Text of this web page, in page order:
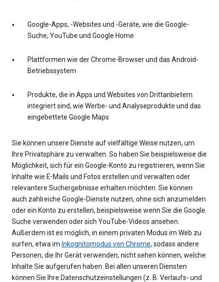
Google-Apps, -Websites und -Geräte, wie die Google-
Suche, YouTube und Google Home
Plattformen wie der Chrome-Browser und das Android-
Betriebssystem
Produkte, die in Apps und Websites von Drittanbietern
integriert sind, wie Werbe- und Analyseprodukte und das
eingebettete Google Maps
Sie können unsere Dienste auf vielfältige Weise nutzen, um
Ihre Privatsphäre zu verwalten. So haben Sie beispielsweise die
Möglichkeit, sich für ein Google-Konto zu registrieren, wenn Sie
Inhalte wie E-Mails und Fotos erstellen und verwalten oder
relevantere Suchergebnisse erhalten möchten. Sie können
auch zahlreiche Google-Dienste nutzen, ohne sich anzumelden
oder ein Konto zu erstellen, beispielsweise wenn Sie die Google
Suche verwenden oder sich YouTube-Videos ansehen.
Außerdem ist es möglich, in einem privaten Modus im Web zu
surfen, etwa im Inkognitomodus von Chrome, sodass andere
Personen, die Ihr Gerät verwenden, nicht sehen können, welche
Inhalte Sie aufgerufen haben. Bei allen unseren Diensten
können Sie Ihre Datenschutzeinstellungen (z. B. Verlaufs- und